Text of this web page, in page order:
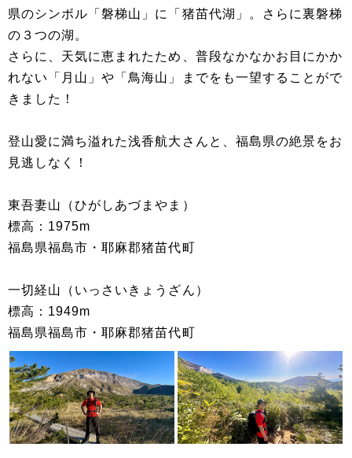
県のシンボル「磐梯山」に「猪苗代湖」。さらに裏磐梯
の３つの湖。
さらに、天気に恵まれたため、普段なかなかお目にかか
れない「月山」や「鳥海山」までをも一望することがで
きました！
登山愛に満ち溢れた浅香航大さんと、福島県の絶景をお
見逃しなく！
東吾妻山（ひがしあづまやま）
標高：1975m
福島県福島市・耶麻郡猪苗代町
一切経山（いっさいきょうざん）
標高：1949m
福島県福島市・耶麻郡猪苗代町